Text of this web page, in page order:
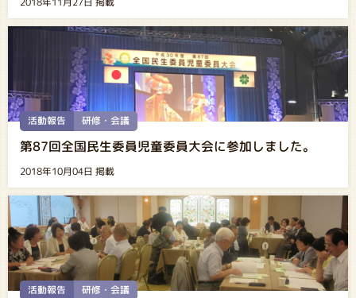
第87回全国民生委員児童委員大会に参加しました。
活動報告 研修・会議
2018年10月04日 掲載
活動報告 研修・会議